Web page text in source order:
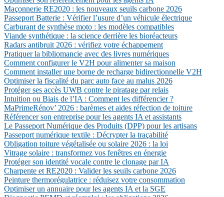
Maçonnerie RE2020 : les nouveaux seuils carbone 2026
Passeport Batterie : Vérifier l’usure d’un véhicule électrique
Carburant de synthèse moto : les modèles compatibles
Viande synthétique : la science derrière les bioréacteurs
Radars antibruit 2026 : vérifiez votre échappement
Pratiquer la bibliomancie avec des livres numériques
Comment configurer le V2H pour alimenter sa maison
Comment installer une borne de recharge bidirectionnelle V2H
Optimiser la fiscalité du parc auto face au malus 2026
Protéger ses accès UWB contre le piratage par relais
Intuition ou Biais de l’IA : Comment les différencier ?
MaPrimeRénov’ 2026 : barèmes et aides réfection de toiture
Référencer son entreprise pour les agents IA et assistants
Le Passeport Numérique des Produits (DPP) pour les artisans
Passeport numérique textile : Décrypter la traçabilité
Obligation toiture végétalisée ou solaire 2026 : la loi
Vitrage solaire : transformez vos fenêtres en énergie
Protéger son identité vocale contre le clonage par IA
Charpente et RE2020 : Valider les seuils carbone 2026
Peinture thermorégulatrice : réduisez votre consommation
Optimiser un annuaire pour les agents IA et la SGE